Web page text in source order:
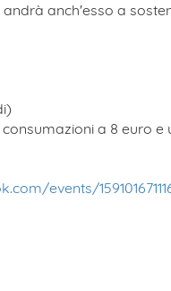
anch'esso a
a 8 euro e
events/